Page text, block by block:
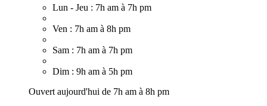
Lun - Jeu : 7h am à 7h pm
Ven : 7h am à 8h pm
Sam : 7h am à 7h pm
Dim : 9h am à 5h pm
Ouvert aujourd'hui de 7h am à 8h pm